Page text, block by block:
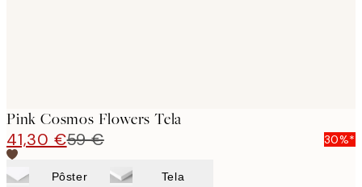
Pink Cosmos Flowers Tela
41,30 €59 € 30%*
Pôster Tela